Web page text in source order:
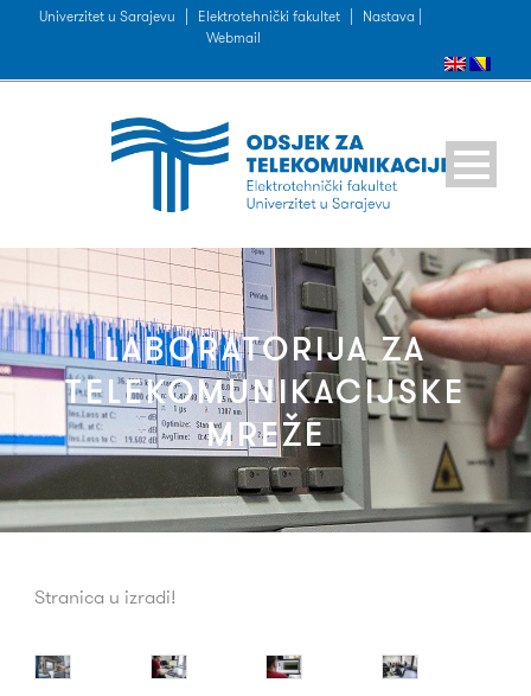
Univerzitet u Sarajevu Elektrotehnički fakultet
Nastava |
Webmail
LABORATORIJA ZA
TELEKOMUNIKACIJSKE
MREŽE
Stranica u izradi!